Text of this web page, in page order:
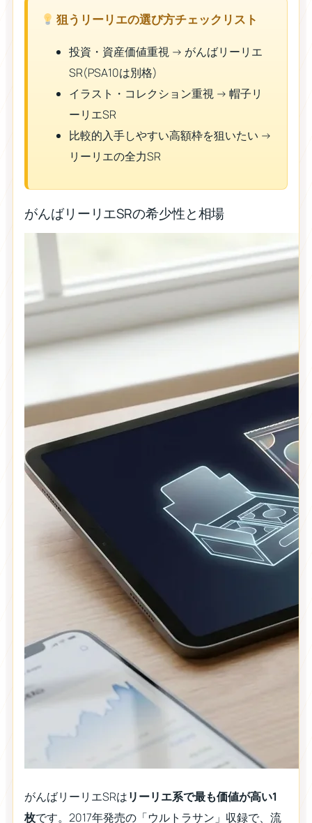
狙うリーリエの選び方チェックリスト
投資・資産価値重視 → がんばリーリエ
SR(PSA10は別格)
イラスト・コレクション重視 → 帽子リ
ーリエSR
比較的入手しやすい高額枠を狙いたい →
リーリエの全力SR
がんばリーリエSRの希少性と相場
がんばリーリエSRはリーリエ系で最も価値が高い1
枚です。2017年発売の「ウルトラサン」収録で、流